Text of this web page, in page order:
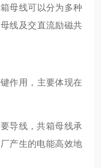
母线可以分为多种
线及交直流励磁共
作用，主要体现在
导线，共箱母线承
产生的电能高效地